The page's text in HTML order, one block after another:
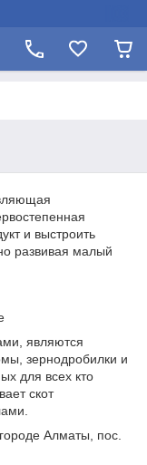
и выстроить
развивая малый
являются
зернодробилки и
для всех кто
скот
Алматы, пос.